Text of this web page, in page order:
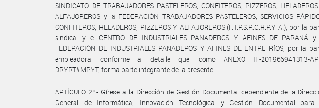
SINDICATO DE TRABAJADORES PASTELEROS, CONFITEROS, PIZZEROS,
ALFAJOREROS y la FEDERACIÓN TRABAJADORES PASTELEROS, SERVICIOS
CONFITEROS, HELADEROS, PIZZEROS Y ALFAJOREROS (F.T.P.S.R.C.H.P.Y A.), por la
sindical y el CENTRO DE INDUSTRIALES PANADEROS Y AFINES DE PARANÁ y
FEDERACIÓN DE INDUSTRIALES PANADEROS Y AFINES DE ENTRE RÍOS, por la
empleadora, conforme al detalle que, como ANEXO IF-201966941313-
DRYRT#MPYT, forma parte integrante de la presente.
ARTÍCULO 2º.- Gírese a la Dirección de Gestión Documental dependiente de la
General de Informática, Innovación Tecnológica y Gestión Documental para